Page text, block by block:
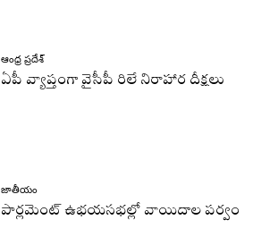
ఆంధ్ర ప్రదేశ్
ఏపీ వ్యాప్తంగా వైసీపీ రిలే నిరాహార దీక్షలు
జాతీయం
పార్లమెంట్ ఉభయసభల్లో వాయిదాల పర్వం